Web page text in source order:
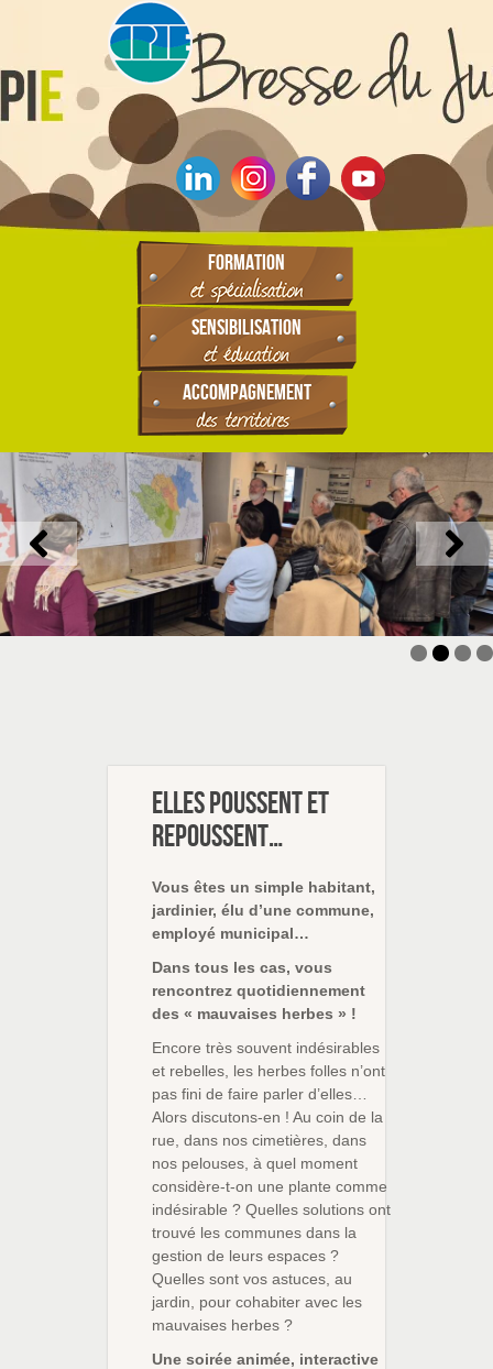
FORMATION
SENSIBILISATION
ACCOMPAGNEMENT
Elles poussent et
repoussent…
Vous êtes un simple habitant,
jardinier, élu d’une commune,
employé municipal…
Dans tous les cas, vous
rencontrez quotidiennement
des « mauvaises herbes » !
Encore très souvent indésirables
et rebelles, les herbes folles n’ont
pas fini de faire parler d’elles…
Alors discutons-en ! Au coin de la
rue, dans nos cimetières, dans
nos pelouses, à quel moment
considère-t-on une plante comme
indésirable ? Quelles solutions ont
trouvé les communes dans la
gestion de leurs espaces ?
Quelles sont vos astuces, au
jardin, pour cohabiter avec les
mauvaises herbes ?
Une soirée animée, interactive